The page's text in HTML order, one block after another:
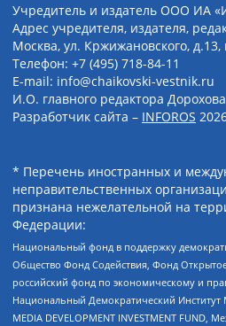
Учредитель и издатель ООО ИА
Адрес учредителя, издателя,
Москва, ул. Кржижановского, д.13,
Телефон: +7 (495) 718-84-11
E-mail: info@chaikovski-vestnik.ru
И.О. главного редактора
Разработчик сайта – INFOROS
* Перечень иностранных и
неправительственных
признана нежелательной на
Федерации:
Национальный фонд в поддержку
Общество Фонд Содействия, Фонд
российский фонд по экономическому и
Национальный Демократический
MEDIA DEVELOPMENT INVESTMENT FUND,